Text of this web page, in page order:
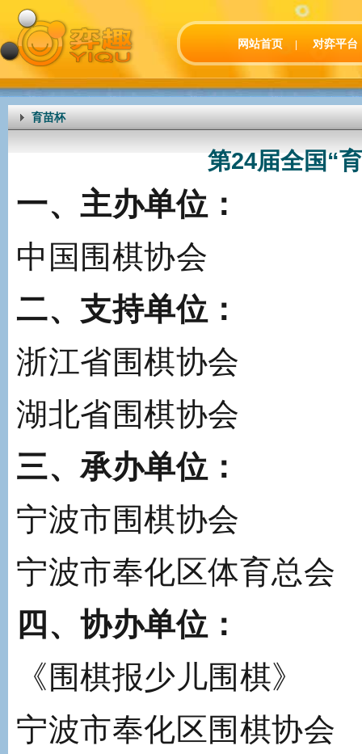
网站首页 对弈平台
育苗杯
第24届全国“
一、主办单位：
中国围棋协会
二、支持单位：
浙江省围棋协会
湖北省围棋协会
三、承办单位：
宁波市围棋协会
宁波市奉化区体育总会
四、协办单位：
《围棋报少儿围棋》
宁波市奉化区围棋协会